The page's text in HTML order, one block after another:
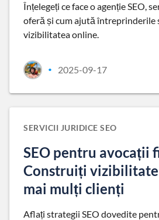
Înțelegeți ce face o agenție SEO,
oferă și cum ajută întreprinderile
vizibilitatea online.
• 2025-09-17
SERVICII JURIDICE SEO
SEO pentru avocații
Construiți
mai mulți clienți
Aflați strategii SEO dovedite